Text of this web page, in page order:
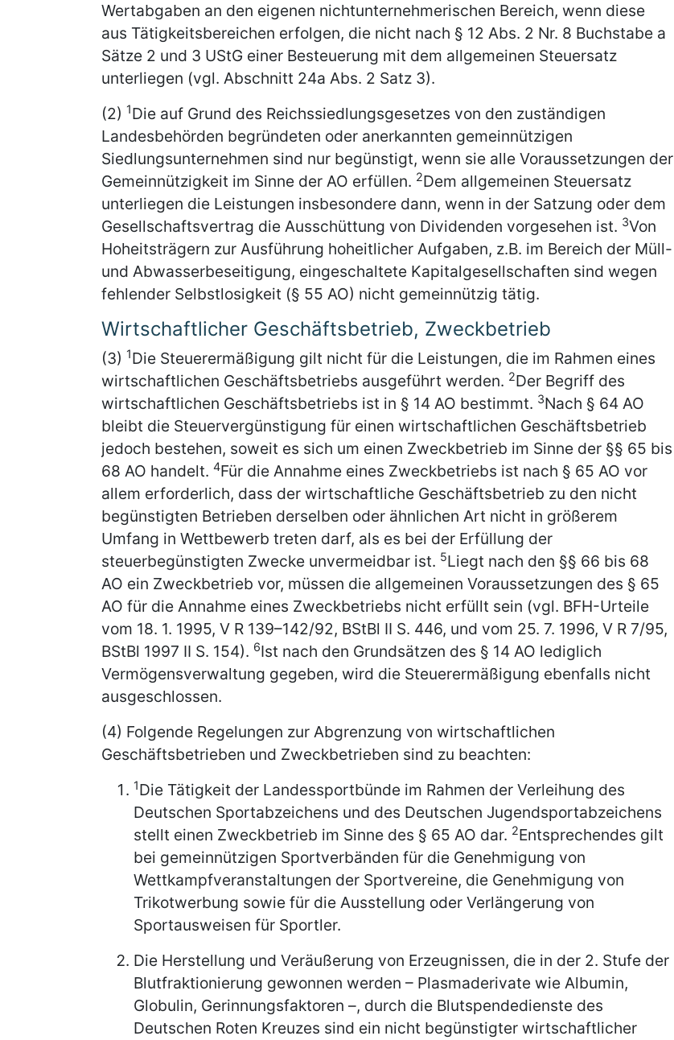
Wertabgaben an den eigenen nichtunternehmerischen Bereich, wenn diese
aus Tätigkeitsbereichen erfolgen, die nicht nach § 12 Abs. 2 Nr. 8 Buchstabe a
Sätze 2 und 3 UStG einer Besteuerung mit dem allgemeinen Steuersatz
unterliegen (vgl. Abschnitt 24a Abs. 2 Satz 3).
(2) 1Die auf Grund des Reichssiedlungsgesetzes von den zuständigen
Landesbehörden begründeten oder anerkannten gemeinnützigen
Siedlungsunternehmen sind nur begünstigt, wenn sie alle Voraussetzungen der
Gemeinnützigkeit im Sinne der AO erfüllen. 2Dem allgemeinen Steuersatz
unterliegen die Leistungen insbesondere dann, wenn in der Satzung oder dem
Gesellschaftsvertrag die Ausschüttung von Dividenden vorgesehen ist. 3Von
Hoheitsträgern zur Ausführung hoheitlicher Aufgaben, z.B. im Bereich der Müll-
und Abwasserbeseitigung, eingeschaltete Kapitalgesellschaften sind wegen
fehlender Selbstlosigkeit (§ 55 AO) nicht gemeinnützig tätig.
Wirtschaftlicher Geschäftsbetrieb, Zweckbetrieb
(3) 1Die Steuerermäßigung gilt nicht für die Leistungen, die im Rahmen eines
wirtschaftlichen Geschäftsbetriebs ausgeführt werden. 2Der Begriff des
wirtschaftlichen Geschäftsbetriebs ist in § 14 AO bestimmt. 3Nach § 64 AO
bleibt die Steuervergünstigung für einen wirtschaftlichen Geschäftsbetrieb
jedoch bestehen, soweit es sich um einen Zweckbetrieb im Sinne der §§ 65 bis
68 AO handelt. 4Für die Annahme eines Zweckbetriebs ist nach § 65 AO vor
allem erforderlich, dass der wirtschaftliche Geschäftsbetrieb zu den nicht
begünstigten Betrieben derselben oder ähnlichen Art nicht in größerem
Umfang in Wettbewerb treten darf, als es bei der Erfüllung der
steuerbegünstigten Zwecke unvermeidbar ist. 5Liegt nach den §§ 66 bis 68
AO ein Zweckbetrieb vor, müssen die allgemeinen Voraussetzungen des § 65
AO für die Annahme eines Zweckbetriebs nicht erfüllt sein (vgl. BFH-Urteile
vom 18. 1. 1995, V R 139–142/92, BStBl II S. 446, und vom 25. 7. 1996, V R 7/95,
BStBl 1997 II S. 154). 6Ist nach den Grundsätzen des § 14 AO lediglich
Vermögensverwaltung gegeben, wird die Steuerermäßigung ebenfalls nicht
ausgeschlossen.
(4) Folgende Regelungen zur Abgrenzung von wirtschaftlichen
Geschäftsbetrieben und Zweckbetrieben sind zu beachten:
1Die Tätigkeit der Landessportbünde im Rahmen der Verleihung des
Deutschen Sportabzeichens und des Deutschen Jugendsportabzeichens
stellt einen Zweckbetrieb im Sinne des § 65 AO dar. 2Entsprechendes gilt
bei gemeinnützigen Sportverbänden für die Genehmigung von
Wettkampfveranstaltungen der Sportvereine, die Genehmigung von
Trikotwerbung sowie für die Ausstellung oder Verlängerung von
Sportausweisen für Sportler.
Die Herstellung und Veräußerung von Erzeugnissen, die in der 2. Stufe der
Blutfraktionierung gewonnen werden – Plasmaderivate wie Albumin,
Globulin, Gerinnungsfaktoren –, durch die Blutspendedienste des
Deutschen Roten Kreuzes sind ein nicht begünstigter wirtschaftlicher